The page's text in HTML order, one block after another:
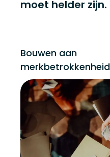
moet helder zijn.
Bouwen aan
merkbetrokkenheid